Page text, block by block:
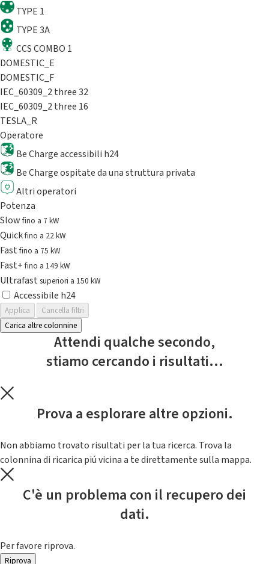
TYPE 1
TYPE 3A
CCS COMBO 1
DOMESTIC_E
DOMESTIC_F
IEC_60309_2 three 32
IEC_60309_2 three 16
TESLA_R
Operatore
Be Charge accessibili h24
Be Charge ospitate da una struttura privata
Altri operatori
Potenza
Slowfino a 7 kW
Quickfino a 22 kW
Fastfino a 75 kW
Fast+fino a 149 kW
Ultrafast superiori a 150 kW
Accessibile h24
Applica
Cancella filtri
Carica altre colonnine
Attendi qualche secondo,
stiamo cercando i risultati...
Prova a esplorare altre opzioni.
Non abbiamo trovato risultati per la tua ricerca. Trova la
colonnina di ricarica piú vicina a te direttamente sulla mappa.
C'è un problema con il recupero dei
dati.
Per favore riprova.
Riprova